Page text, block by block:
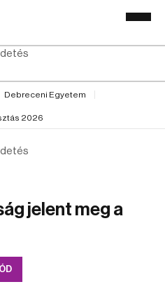
Debreceni Egyetem
2026
jelent meg a